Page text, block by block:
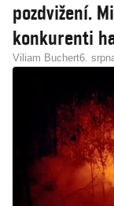
pozdvižení.
konkurenti
Viliam Buchert6.